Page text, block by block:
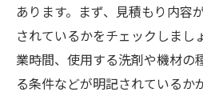
あります。まず、見積もり内容
されているかをチェックしまし
業時間、使用する洗剤や機材の
る条件などが明記されているか